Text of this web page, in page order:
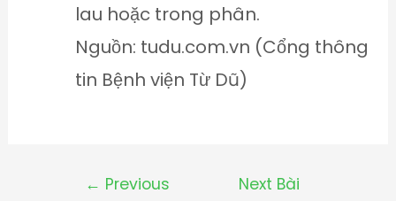
lau hoặc trong phân.
Nguồn: tudu.com.vn (Cổng thông
tin Bệnh viện Từ Dũ)
← Previous
Next Bài